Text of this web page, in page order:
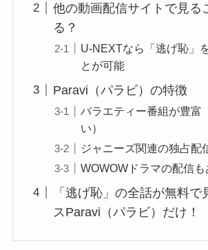
他の動画配信サイトで見る
る？
U-NEXTなら「逃げ恥」
とが可能
Paravi（パラビ）の特徴
バラエティー番組が豊富
い）
ジャニーズ関連の独占配
WOWOWドラマの配信も
「逃げ恥」の全話が無料で
スParavi（パラビ）だけ！